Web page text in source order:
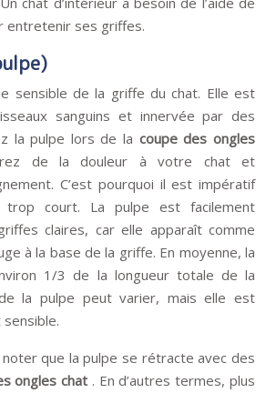
entretenir ses griffes.
sensible de la griffe du chat. Elle est
sanguins et innervée par des
la pulpe lors de la coupe des ongles
de la douleur à votre chat et
C’est pourquoi il est impératif
trop court. La pulpe est facilement
claires, car elle apparaît comme
à la base de la griffe. En moyenne, la
1/3 de la longueur totale de la
la pulpe peut varier, mais elle est
que la pulpe se rétracte avec des
ongles chat . En d’autres termes, plus